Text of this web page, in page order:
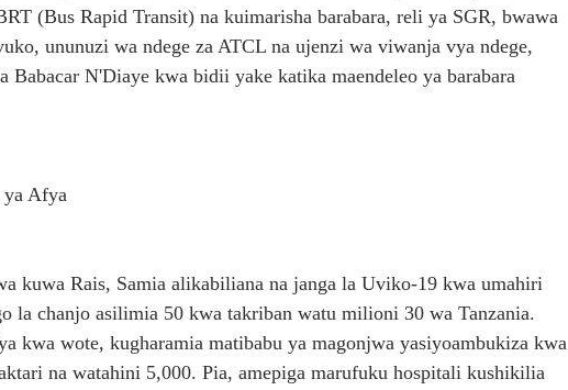
(Bus Rapid Transit) na kuimarisha barabara, reli ya SGR, bwawa
ununuzi wa ndege za ATCL na ujenzi wa viwanja vya ndege,
Babacar N'Diaye kwa bidii yake katika maendeleo ya barabara
Afya
kuwa Rais, Samia alikabiliana na janga la Uviko-19 kwa umahiri
la chanjo asilimia 50 kwa takriban watu milioni 30 wa Tanzania.
kwa wote, kugharamia matibabu ya magonjwa yasiyoambukiza kwa
na watahini 5,000. Pia, amepiga marufuku hospitali kushikilia